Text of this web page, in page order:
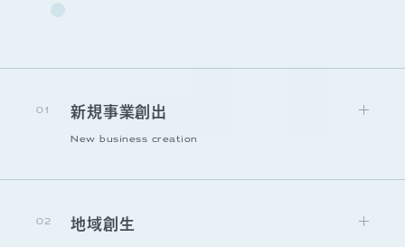
01 新規事業創出
New business creation
02 地域創生